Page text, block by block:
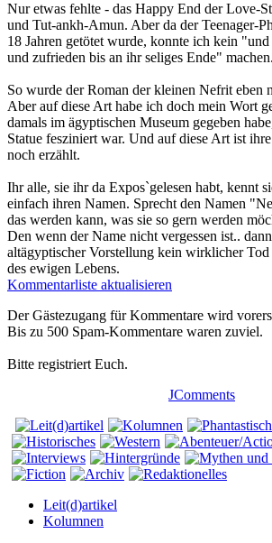
Nur etwas fehlte - das Happy End der Love-
und Tut-ankh-Amun. Aber da der Teenager-
18 Jahren getötet wurde, konnte ich kein
und zufrieden bis an ihr seliges Ende" machen.
So wurde der Roman der kleinen Nefrit eben
Aber auf diese Art habe ich doch mein Wort
damals im ägyptischen Museum gegeben
Statue fesziniert war. Und auf diese Art ist
noch erzählt.
Ihr alle, sie ihr da Expos`gelesen habt, kennt
einfach ihren Namen. Sprecht den Namen
das werden kann, was sie so gern werden
Den wenn der Name nicht vergessen ist..
altägyptischer Vorstellung kein wirklicher
des ewigen Lebens.
Kommentarliste aktualisieren
Der Gästezugang für Kommentare wird
Bis zu 500 Spam-Kommentare waren zuviel.
Bitte registriert Euch.
JComments
Leit(d)artikel
Kolumnen